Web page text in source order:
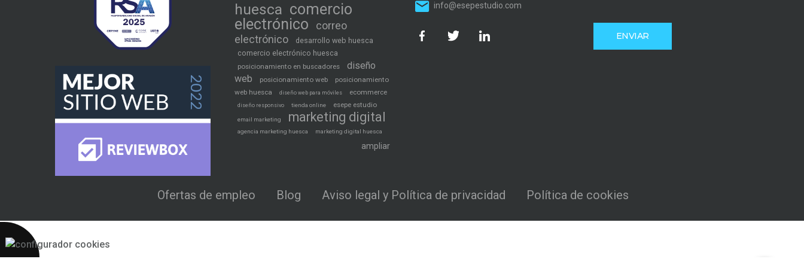
huesca comercio
electrónico
correo
electrónico
desarrollo web huesca
comercio electrónico huesca
posicionamiento en buscadores
diseño
web
posicionamiento web
posicionamiento
web huesca
diseño web para móviles ecommerce
diseño responsivo tienda online esepe estudio
email marketing marketing digital
agencia marketing huesca marketing digital huesca
ampliar
info@esepestudio.com
Ofertas de empleo Blog Aviso legal y Política de privacidad Política de cookies